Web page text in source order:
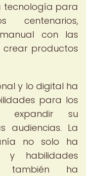
tecnología para
centenarios,
con las
crear productos
y lo digital ha
para los
expandir su
audiencias. La
no solo ha
y habilidades
también ha